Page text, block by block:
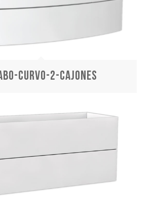
curvo-2-cajones